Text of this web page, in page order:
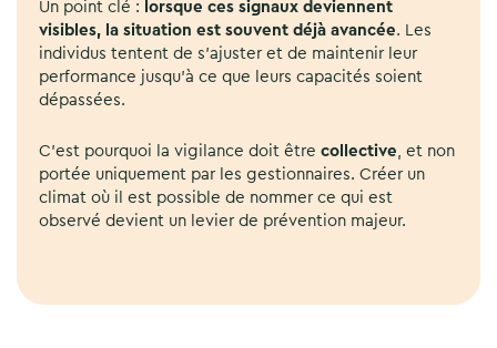
Un point clé : lorsque ces signaux deviennent
visibles, la situation est souvent déjà avancée. Les
individus tentent de s’ajuster et de maintenir leur
performance jusqu’à ce que leurs capacités soient
dépassées.
C’est pourquoi la vigilance doit être collective, et non
portée uniquement par les gestionnaires. Créer un
climat où il est possible de nommer ce qui est
observé devient un levier de prévention majeur.